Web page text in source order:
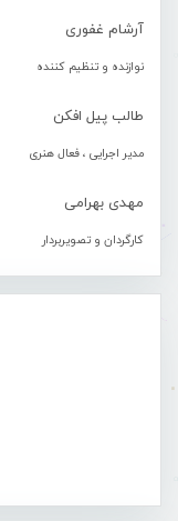
آرشام غفوری
نوازنده و تنظیم کننده
طالب پیل افکن
مدیر اجرایی ، فعال هنری
مهدی بهرامی
کارگردان و تصویربردار